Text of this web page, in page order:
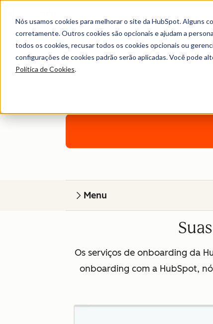
Nós usamos cookies para melhorar o site da HubSpot. Alguns
corretamente. Outros cookies são opcionais e ajudam a
todos os cookies, recusar todos os cookies opcionais ou
configurações de cookies padrão serão aplicadas. Você pode
Política de Cookies.
Um plano
Menu
Os serviços de onboarding da
onboarding com a HubSpot,